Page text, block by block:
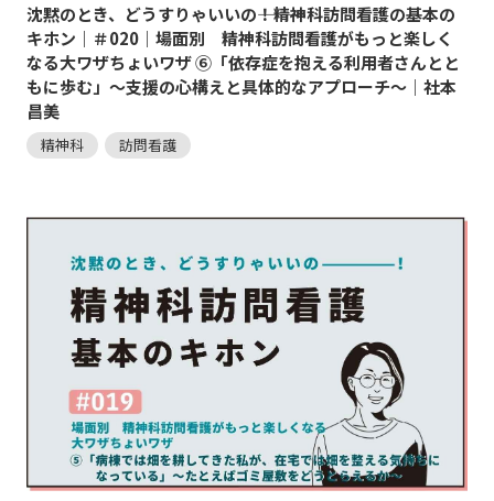
沈黙のとき、どうすりゃいいの―――！精神科訪問看護の基本の
キホン｜＃020｜場面別 精神科訪問看護がもっと楽しく
なる大ワザちょいワザ ⑥「依存症を抱える利用者さんとと
もに歩む」～支援の心構えと具体的なアプローチ～｜社本
昌美
精神科 訪問看護